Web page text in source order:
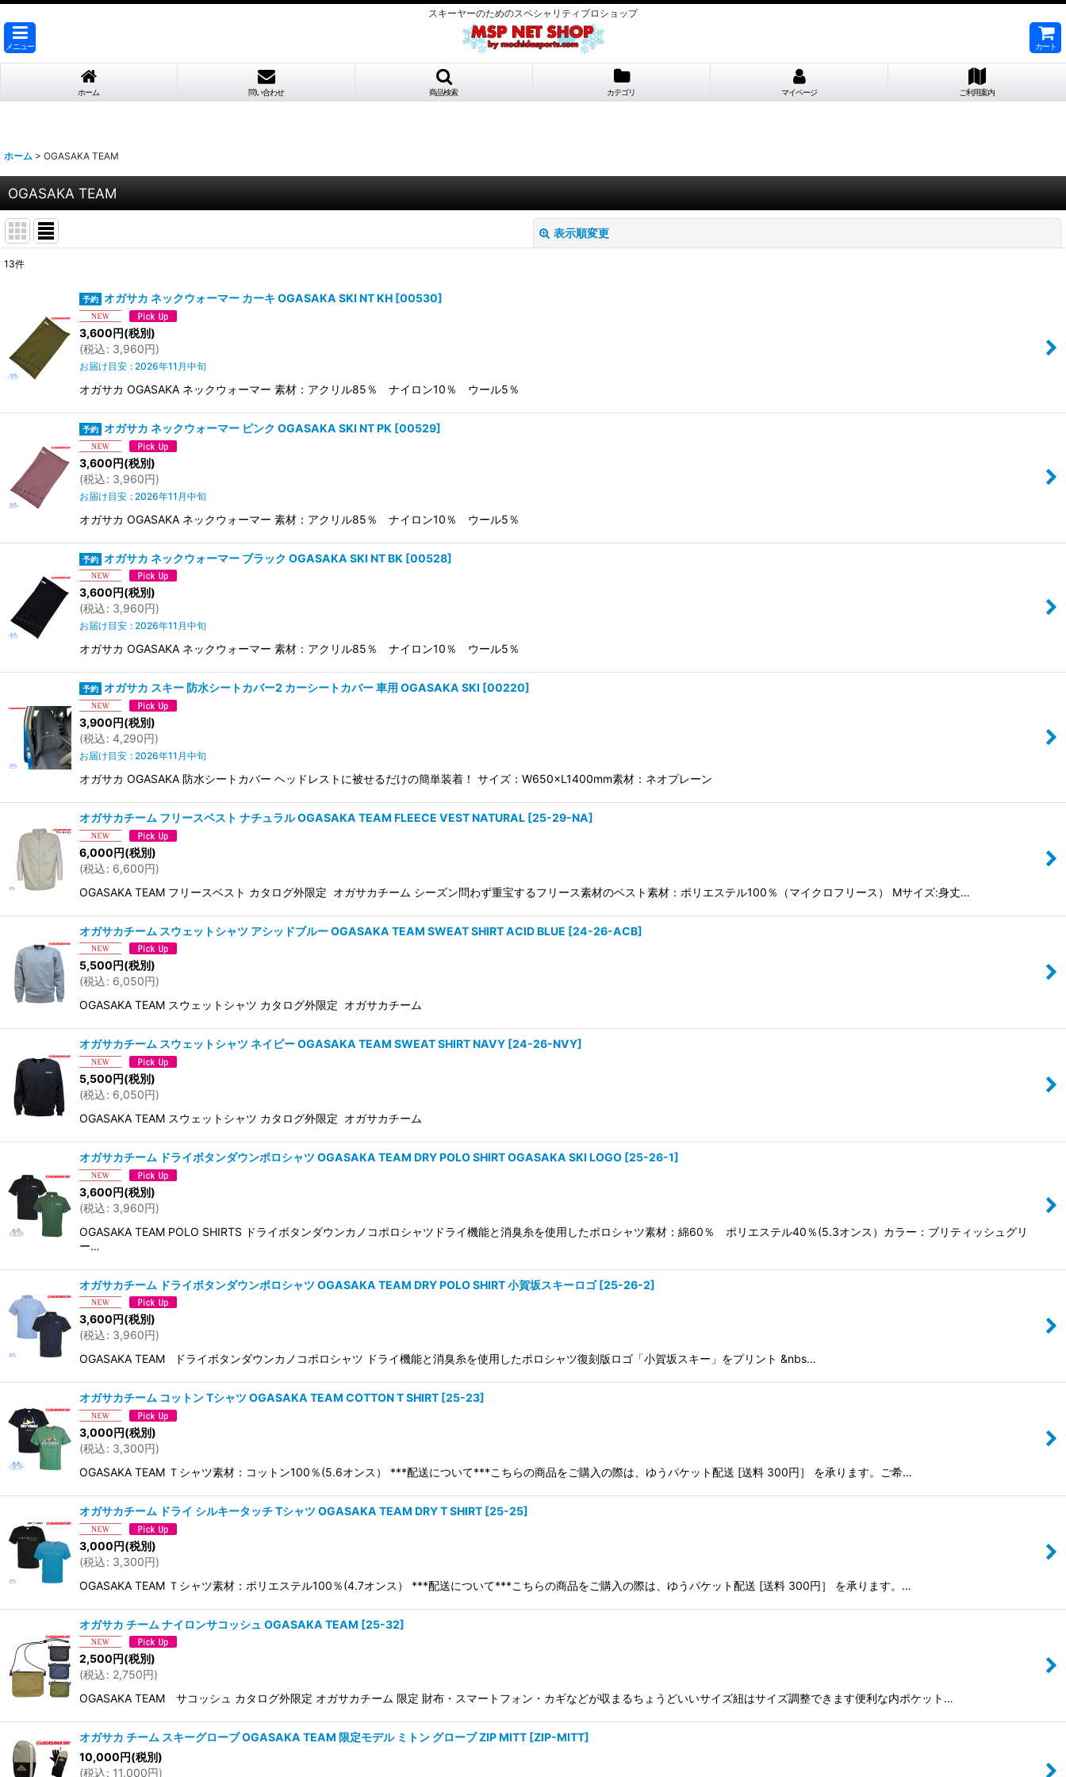
スキーヤーのためのスペシャリティプロショップ
メニュー カート
ホーム 問い合わせ 商品検索 カテゴリ マイページ ご利用案内
ホーム > OGASAKA TEAM
OGASAKA TEAM
表示順変更
並び順:
13件
オガサカ ネックウォーマー カーキ OGASAKA SKI NT KH [00530]
3,600円(税別)
(税込: 3,960円)
お届け目安 : 2026年11月中旬
オガサカ OGASAKA ネックウォーマー 素材：アクリル85％ ナイロン10％ ウール5％
オガサカ ネックウォーマー ピンク OGASAKA SKI NT PK [00529]
3,600円(税別)
(税込: 3,960円)
お届け目安 : 2026年11月中旬
オガサカ OGASAKA ネックウォーマー 素材：アクリル85％ ナイロン10％ ウール5％
オガサカ ネックウォーマー ブラック OGASAKA SKI NT BK [00528]
3,600円(税別)
(税込: 3,960円)
お届け目安 : 2026年11月中旬
オガサカ OGASAKA ネックウォーマー 素材：アクリル85％ ナイロン10％ ウール5％
オガサカ スキー 防水シートカバー2 カーシートカバー 車用 OGASAKA SKI [00220]
3,900円(税別)
(税込: 4,290円)
お届け目安 : 2026年11月中旬
オガサカ OGASAKA 防水シートカバー ヘッドレストに被せるだけの簡単装着！ サイズ：W650×L1400mm素材：ネオプレーン
オガサカチーム フリースベスト ナチュラル OGASAKA TEAM FLEECE VEST NATURAL [25-29-NA]
6,000円(税別)
(税込: 6,600円)
OGASAKA TEAM フリースベスト カタログ外限定 オガサカチーム シーズン問わず重宝するフリース素材のベスト素材：ポリエステル100％（マイクロフリース） Mサイズ:身丈…
オガサカチーム スウェットシャツ アシッドブルー OGASAKA TEAM SWEAT SHIRT ACID BLUE [24-26-ACB]
5,500円(税別)
(税込: 6,050円)
OGASAKA TEAM スウェットシャツ カタログ外限定 オガサカチーム
オガサカチーム スウェットシャツ ネイビー OGASAKA TEAM SWEAT SHIRT NAVY [24-26-NVY]
5,500円(税別)
(税込: 6,050円)
OGASAKA TEAM スウェットシャツ カタログ外限定 オガサカチーム
オガサカチーム ドライボタンダウンポロシャツ OGASAKA TEAM DRY POLO SHIRT OGASAKA SKI LOGO [25-26-1]
3,600円(税別)
(税込: 3,960円)
OGASAKA TEAM POLO SHIRTS ドライボタンダウンカノコポロシャツドライ機能と消臭糸を使用したポロシャツ素材：綿60％ ポリエステル40％(5.3オンス）カラー：ブリティッシュグリ
ー…
オガサカチーム ドライボタンダウンポロシャツ OGASAKA TEAM DRY POLO SHIRT 小賀坂スキーロゴ [25-26-2]
3,600円(税別)
(税込: 3,960円)
OGASAKA TEAM ドライボタンダウンカノコポロシャツ ドライ機能と消臭糸を使用したポロシャツ復刻版ロゴ「小賀坂スキー」をプリント &nbs…
オガサカチーム コットン Tシャツ OGASAKA TEAM COTTON T SHIRT [25-23]
3,000円(税別)
(税込: 3,300円)
OGASAKA TEAM Ｔシャツ素材：コットン100％(5.6オンス） ***配送について***こちらの商品をご購入の際は、ゆうパケット配送 [送料 300円］ を承ります。ご希…
オガサカチーム ドライ シルキータッチ Tシャツ OGASAKA TEAM DRY T SHIRT [25-25]
3,000円(税別)
(税込: 3,300円)
OGASAKA TEAM Ｔシャツ素材：ポリエステル100％(4.7オンス） ***配送について***こちらの商品をご購入の際は、ゆうパケット配送 [送料 300円］ を承ります。…
オガサカ チーム ナイロンサコッシュ OGASAKA TEAM [25-32]
2,500 円(税別)
(税込: 2,750円)
OGASAKA TEAM サコッシュ カタログ外限定 オガサカチーム 限定 財布・スマートフォン・カギなどが収まるちょうどいいサイズ紐はサイズ調整できます便利な内ポケット…
オガサカ チーム スキーグローブ OGASAKA TEAM 限定モデル ミトン グローブ ZIP MITT [ZIP-MITT]
10,000 円(税別)
(税込: 11,000円)